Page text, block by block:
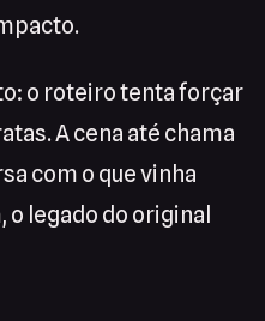
o roteiro tenta forçar
A cena até chama
com o que vinha
legado do original